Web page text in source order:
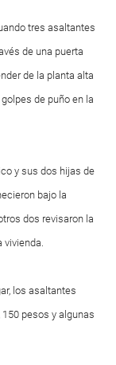
tres asaltantes
de una puerta
de la planta alta
de puño en la
y sus dos hijas de
bajo la
dos revisaron la
vivienda.
los asaltantes
pesos y algunas